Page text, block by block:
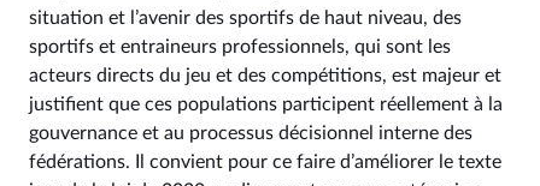
situation et l’avenir des sportifs de haut niveau, des
sportifs et entraineurs professionnels, qui sont les
acteurs directs du jeu et des compétitions, est majeur et
justifient que ces populations participent réellement à la
gouvernance et au processus décisionnel interne des
fédérations. Il convient pour ce faire d’améliorer le texte